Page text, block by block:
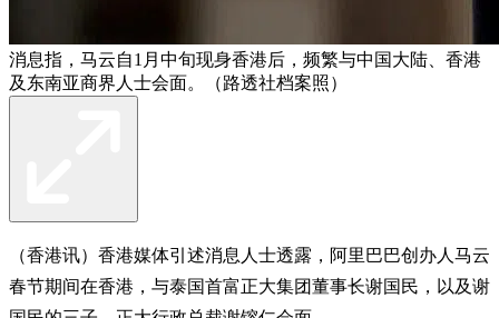
消息指，马云自1月中旬现身香港后，频繁与中国大陆、香港
及东南亚商界人士会面。（路透社档案照）
（香港讯）香港媒体引述消息人士透露，阿里巴巴创办人马云
春节期间在香港，与泰国首富正大集团董事长谢国民，以及谢